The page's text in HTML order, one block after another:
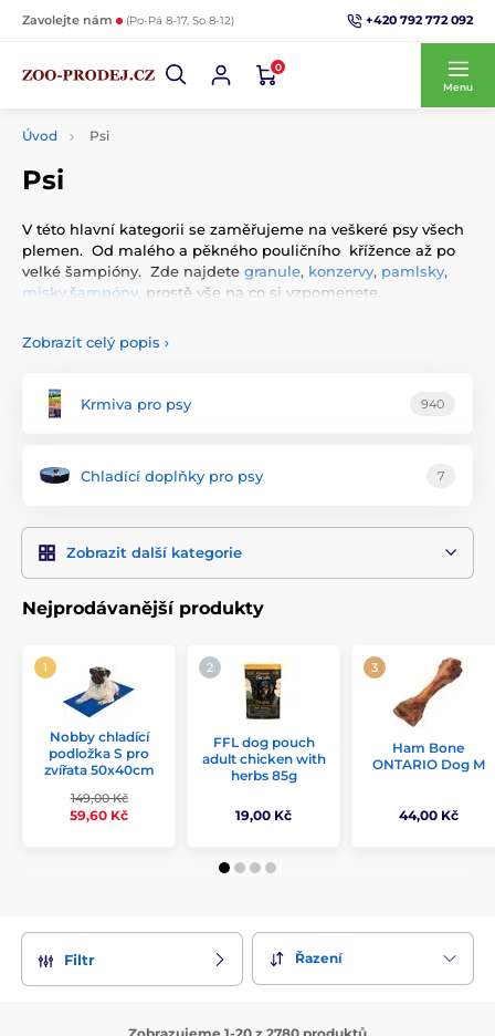
Zavolejte nám (Po-Pá 8-17, So 8-12) +420 792 772 092
0
Menu
Úvod Psi
Psi
V této hlavní kategorii se zaměřujeme na veškeré psy všech
plemen. Od malého a pěkného pouličního křížence až po
velké šampióny. Zde najdete granule, konzervy, pamlsky,
misky šampóny , prostě vše na co si vzpomenete.
obrázky :)
Zobrazit celý popis ›
Krmiva pro psy 940
Chladící doplňky pro psy 7
Zobrazit další kategorie
Nejprodávanější produkty
Nobby chladící
podložka S pro
zvířata 50x40cm
149,00 Kč
59,60 Kč
FFL dog pouch
adult chicken with
herbs 85g
19,00 Kč
Ham Bone
ONTARIO Dog M
44,00 Kč
Filtr Řazení